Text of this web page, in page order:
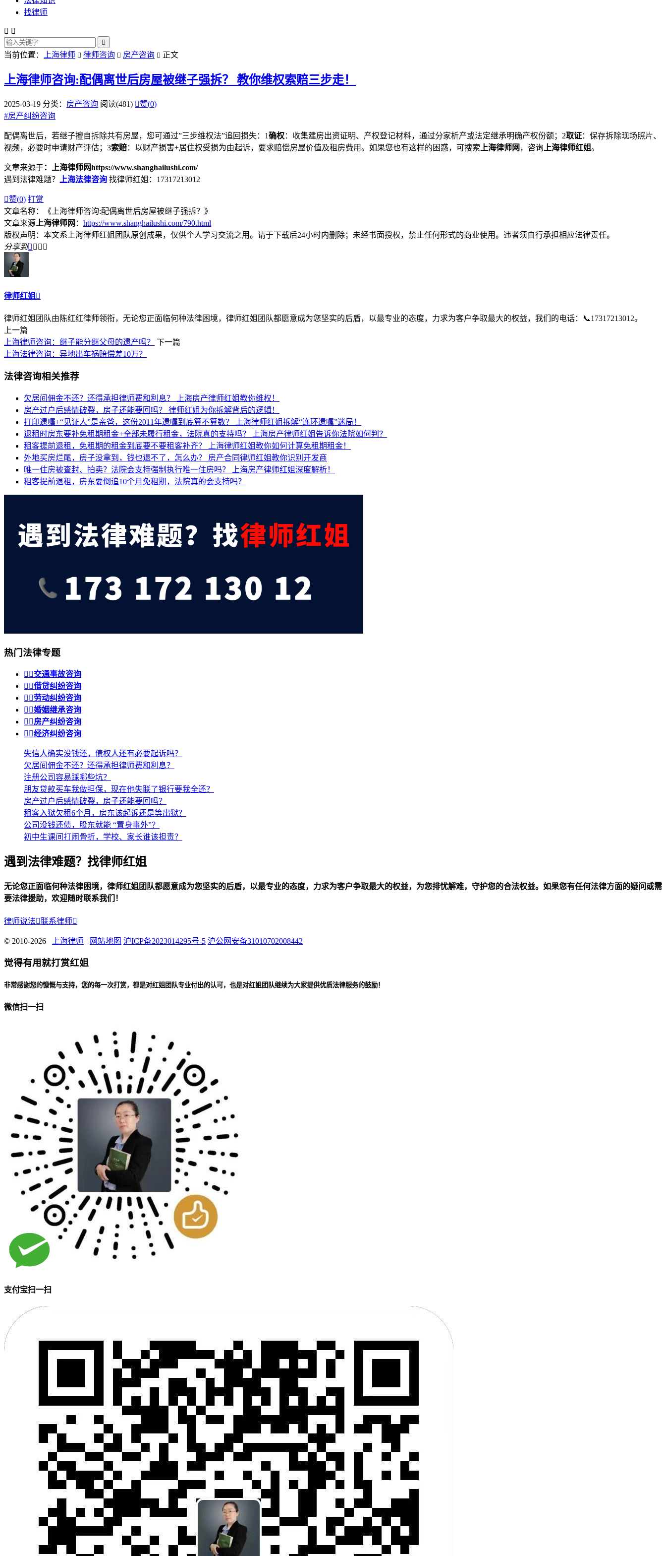
找律师
 

当前位置： 上海律师  律师咨询  房产咨询  正文
上海律师咨询:配偶离世后房屋被继子强拆？ 教你维权索赔三步走！
2025-03-19 分类： 房产咨询 阅读(481) 赞(0)
#房产纠纷咨询
配偶离世后，若继子擅自拆除共有房屋，您可通过”三步维权法”追回损失：1确权：收集建房出资证明、产权登记材料，通过分家析产或法定继承明确产权份额；2取证：保存拆除现场照片、
视频，必要时申请财产评估；3索赔：以财产损害+居住权受损为由起诉，要求赔偿房屋价值及租房费用。如果您也有这样的困惑，可搜索 上海律师网 ，咨询 上海律师红姐。
文章来源于：上海律师网https://www.shanghailushi.com/
遇到法律难题？
上海法律咨询 找律师红姐：17317213012
赞(0) 打赏
文章名称：《上海律师咨询:配偶离世后房屋被继子强拆？》
文章来源 上海律师网 ： https://www.shanghailushi.com/790.html
版权声明：本文系上海律师红姐团队原创成果，仅供个人学习交流之用。请于下载后24小时内删除；未经书面授权，禁止任何形式的商业使用。违者须自行承担相应法律责任。
分享到   
律师红姐 
律师红姐团队由陈红红律师领衔，无论您正面临何种法律困境，律师红姐团队都愿意成为您坚实的后盾，以最专业的态度，力求为客户争取最大的权益，我们的电话：📞17317213012。
上一篇
上海律师咨询：继子能分继父母的遗产吗？
下一篇
上海法律咨询：异地出车祸赔偿差10万？
法律咨询相关推荐
欠居间佣金不还？还得承担律师费和利息？
上海房产律师红姐教你维权！
房产过户后感情破裂，房子还能要回吗？ 律师红姐为你拆解背后的逻辑！
打印遗嘱+“见证人”是亲爸，这份2011年遗嘱到底算不算数？
上海律师红姐拆解“连环遗嘱”迷局！
退租时房东要补免租期租金+全部未履行租金，法院真的支持吗？
上海房产律师红姐告诉你法院如何判？
租客提前退租，免租期的租金到底要不要租客补齐？
上海律师红姐教你如何计算免租期租金！
外地买房烂尾，房子没拿到，钱也退不了，怎么办？ 房产合同律师红姐教你识别开发商
唯一住房被查封、拍卖？法院会支持强制执行唯一住房吗？
上海房产律师红姐深度解析！
租客提前退租，房东要倒追10个月免租期，法院真的会支持吗？
热门法律专题
 交通事故咨询
 借贷纠纷咨询
 劳动纠纷咨询
 婚姻继承咨询
 房产纠纷咨询
 经济纠纷咨询
失信人确实没钱还，债权人还有必要起诉吗？
欠居间佣金不还？还得承担律师费和利息？
注册公司容易踩哪些坑？
朋友贷款买车我做担保，现在他失联了银行要我全还？
房产过户后感情破裂，房子还能要回吗？
租客入狱欠租6个月，房东该起诉还是等出狱？
公司没钱还债，股东就能 “置身事外”？
初中生课间打闹骨折，学校、家长谁该担责？
遇到法律难题？找律师红姐
无论您正面临何种法律困境，律师红姐团队都愿意成为您坚实的后盾，以最专业的态度，力求为客户争取最大的权益，为您排忧解难，守护您的合法权益。如果您有任何法律方面的疑问或需
要法律援助，欢迎随时联系我们！
律师说法联系律师
© 2010-2026 上海律师 网站地图 沪ICP备2023014295号-5 沪公网安备31010702008442
觉得有用就打赏红姐
非常感谢您的慷慨与支持，您的每一次打赏，都是对红姐团队专业付出的认可，也是对红姐团队继续为大家提供优质法律服务的鼓励！
微信扫一扫
支付宝扫一扫